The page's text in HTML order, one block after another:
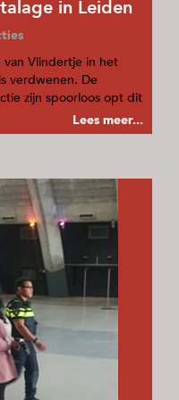
in Leiden
van Vlindertje in het
verdwenen. De
zijn spoorloos opt dit
Lees meer...